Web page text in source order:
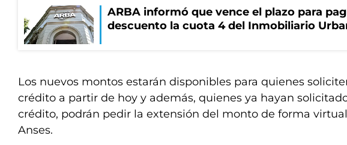
ARBA informó que vence el plazo para
descuento la cuota 4 del Inmobiliario
Los nuevos montos estarán disponibles para quienes
crédito a partir de hoy y además, quienes ya hayan
crédito, podrán pedir la extensión del monto de forma
Anses.